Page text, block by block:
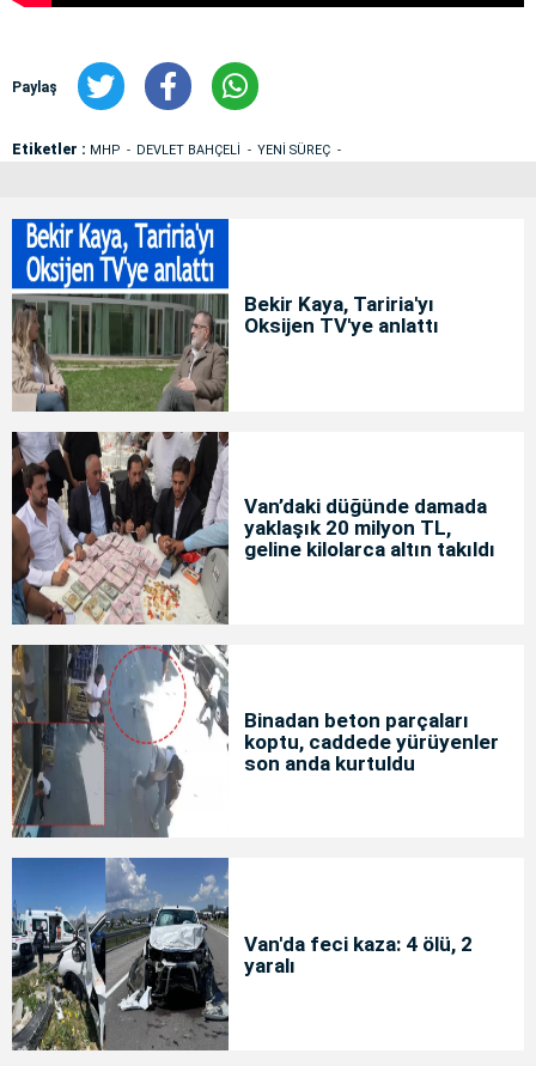
Paylaş
Etiketler : MHP DEVLET BAHÇELİ YENİ SÜREÇ
Bekir Kaya, Tariria'yı
Oksijen TV'ye anlattı
Van’daki düğünde damada
yaklaşık 20 milyon TL,
geline kilolarca altın takıldı
Binadan beton parçaları
koptu, caddede yürüyenler
son anda kurtuldu
Van'da feci kaza: 4 ölü, 2
yaralı